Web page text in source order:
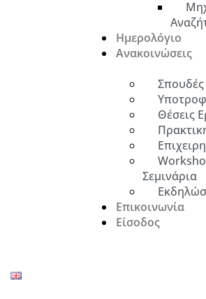
Ημερολόγιο
Ανακοινώσεις
Σπουδές
Θέσεις
Σεμινάρια
Επικοινωνία
Είσοδος